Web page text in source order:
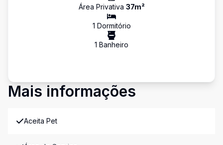
Área Privativa 37m²
1 Dormitório
1 Banheiro
Mais informações
Aceita Pet